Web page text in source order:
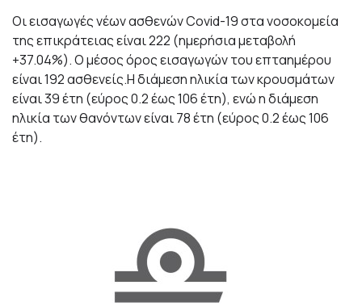
Οι εισαγωγές νέων ασθενών Covid-19 στα νοσοκομεία
της επικράτειας είναι 222 (ημερήσια μεταβολή
+37.04%). Ο μέσος όρος εισαγωγών του επταημέρου
είναι 192 ασθενείς.Η διάμεση ηλικία των κρουσμάτων
είναι 39 έτη (εύρος 0.2 έως 106 έτη), ενώ η διάμεση
ηλικία των θανόντων είναι 78 έτη (εύρος 0.2 έως 106
έτη).